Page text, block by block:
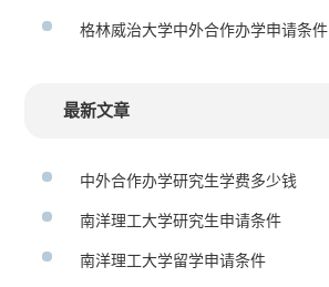
格林威治大学中外合作办学申请条件
最新文章
中外合作办学研究生学费多少钱
南洋理工大学研究生申请条件
南洋理工大学留学申请条件